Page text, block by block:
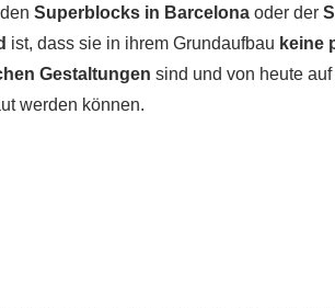
Superblocks in Barcelona oder der
ist, dass sie in ihrem Grundaufbau keine
Gestaltungen sind und von heute
werden können.